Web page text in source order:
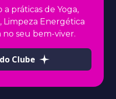
a práticas de Yoga,
Limpeza Energética
seu bem-viver.
Clube